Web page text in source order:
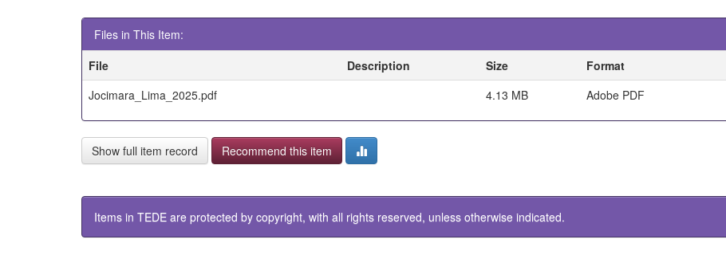
Files in This Item:
File
Description Size
Format
Jocimara_Lima_2025.pdf
4.13 MB Adobe PDF
Show full item record Recommend this item
Items in TEDE are protected by copyright, with all rights reserved, unless otherwise indicated.